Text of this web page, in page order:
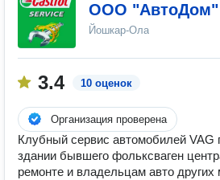
ООО "АвтоДом"
Йошкар-Ола
3.4 10 оценок
Организация проверена
Клубный сервис автомобилей VAG
здании бывшего фольксваген
ремонте и владельцам авто